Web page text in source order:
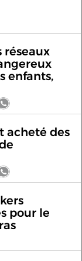
réseaux
enfants,
acheté des
pour le